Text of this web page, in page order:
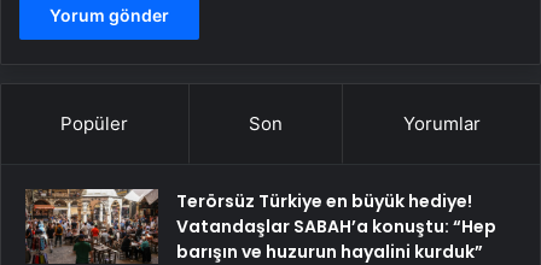
Popüler Son Yorumlar
Terörsüz Türkiye en büyük hediye!
Vatandaşlar SABAH’a konuştu: “Hep
barışın ve huzurun hayalini kurduk”